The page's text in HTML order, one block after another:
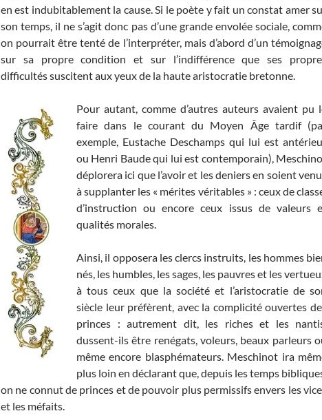
en est indubitablement la cause. Si le poète y fait un constat amer
son temps, il ne s’agit donc pas d’une grande envolée sociale,
on pourrait être tenté de l’interpréter, mais d’abord d’un
sur sa propre condition et sur l’indifférence que ses
difficultés suscitent aux yeux de la haute aristocratie bretonne.
Pour autant, comme d’autres auteurs avaient pu
faire dans le courant du Moyen Âge tardif
exemple, Eustache Deschamps qui lui est
ou Henri Baude qui lui est contemporain),
déplorera ici que l’avoir et les deniers en soient
à supplanter les « mérites véritables » : ceux de
d’instruction ou encore ceux issus de valeurs
qualités morales.
Ainsi, il opposera les clercs instruits, les hommes
nés, les humbles, les sages, les pauvres et les
à tous ceux que la société et l’aristocratie de
siècle leur préfèrent, avec la complicité ouvertes
princes : autrement dit, les riches et les
dussent-ils être renégats, voleurs, beaux parleurs
même encore blasphémateurs. Meschinot ira
plus loin en déclarant que, depuis les temps
on ne connut de princes et de pouvoir plus permissifs envers les
et les méfaits.